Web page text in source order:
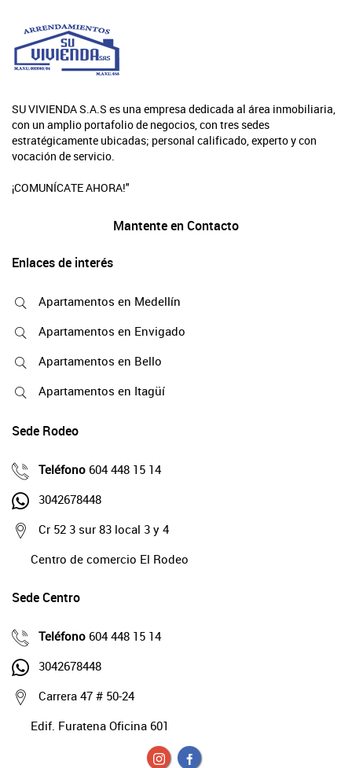
SU VIVIENDA S.A.S es una empresa dedicada al área inmobiliaria,
con un amplio portafolio de negocios, con tres sedes
estratégicamente ubicadas; personal calificado, experto y con
vocación de servicio.
¡COMUNÍCATE AHORA!"
Mantente en Contacto
Enlaces de interés
Apartamentos en Medellín
Apartamentos en Envigado
Apartamentos en Bello
Apartamentos en Itagüí
Sede Rodeo
Teléfono 604 448 15 14
3042678448
Cr 52 3 sur 83 local 3 y 4
Centro de comercio El Rodeo
Sede Centro
Teléfono 604 448 15 14
3042678448
Carrera 47 # 50-24
Edif. Furatena Oficina 601